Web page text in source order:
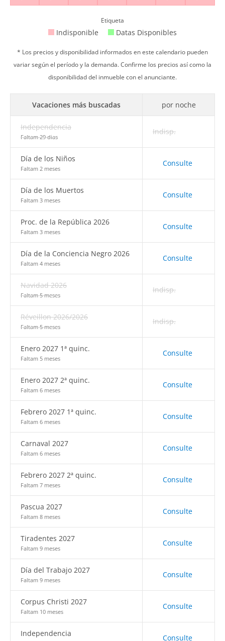
Etiqueta
Indisponible Datas Disponibles
* Los precios y disponibilidad informados en este calendario pueden
variar según el período y la demanda. Confirme los precios así como la
disponibilidad del inmueble con el anunciante.
Vacaciones más buscadas por noche
Independencia
Faltam 29 dias
Indisp.
Día de los Niños
Faltam 2 meses
Consulte
Día de los Muertos
Faltam 3 meses
Consulte
Proc. de la República 2026
Faltam 3 meses
Consulte
Día de la Conciencia Negro 2026
Faltam 4 meses
Consulte
Navidad 2026
Faltam 5 meses
Indisp.
Réveillon 2026/2026
Faltam 5 meses
Indisp.
Enero 2027 1ª quinc.
Faltam 5 meses
Consulte
Enero 2027 2ª quinc.
Faltam 6 meses
Consulte
Febrero 2027 1ª quinc.
Faltam 6 meses
Consulte
Carnaval 2027
Faltam 6 meses
Consulte
Febrero 2027 2ª quinc.
Faltam 7 meses
Consulte
Pascua 2027
Faltam 8 meses
Consulte
Tiradentes 2027
Faltam 9 meses
Consulte
Día del Trabajo 2027
Faltam 9 meses
Consulte
Corpus Christi 2027
Faltam 10 meses
Consulte
Independencia Consulte